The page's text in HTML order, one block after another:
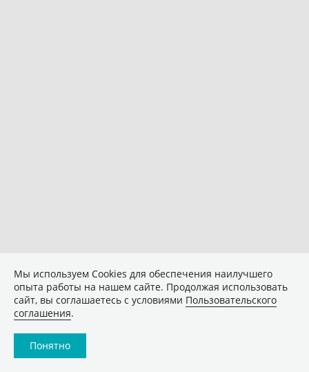
Мы используем Сookies для обеспечения наилучшего
опыта работы на нашем сайте. Продолжая использовать
сайт, вы соглашаетесь с условиями Пользовательского
соглашения.
Понятно